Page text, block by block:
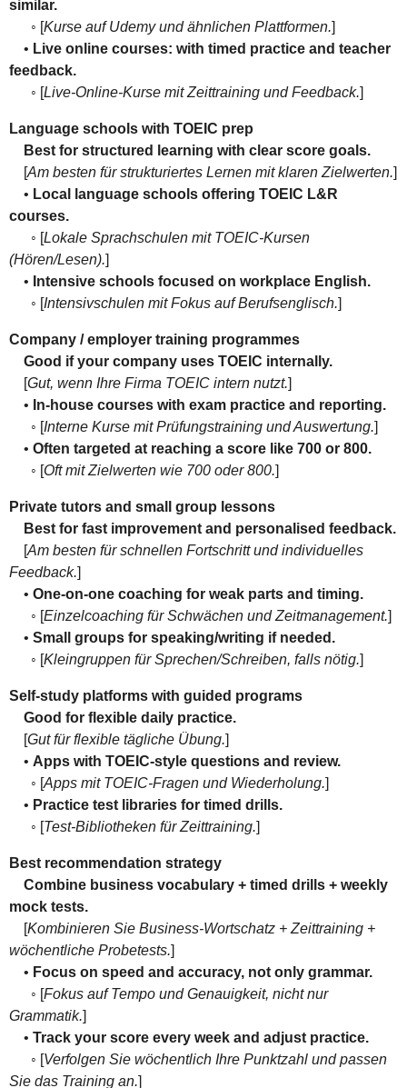
similar.
◦ [Kurse auf Udemy und ähnlichen Plattformen.]
• Live online courses: with timed practice and teacher
feedback.
◦ [Live-Online-Kurse mit Zeittraining und Feedback.]
Language schools with TOEIC prep
Best for structured learning with clear score goals.
[Am besten für strukturiertes Lernen mit klaren Zielwerten.]
• Local language schools offering TOEIC L&R
courses.
◦ [Lokale Sprachschulen mit TOEIC-Kursen
(Hören/Lesen).]
• Intensive schools focused on workplace English.
◦ [Intensivschulen mit Fokus auf Berufsenglisch.]
Company / employer training programmes
Good if your company uses TOEIC internally.
[Gut, wenn Ihre Firma TOEIC intern nutzt.]
• In-house courses with exam practice and reporting.
◦ [Interne Kurse mit Prüfungstraining und Auswertung.]
• Often targeted at reaching a score like 700 or 800.
◦ [Oft mit Zielwerten wie 700 oder 800.]
Private tutors and small group lessons
Best for fast improvement and personalised feedback.
[Am besten für schnellen Fortschritt und individuelles
Feedback.]
• One-on-one coaching for weak parts and timing.
◦ [Einzelcoaching für Schwächen und Zeitmanagement.]
• Small groups for speaking/writing if needed.
◦ [Kleingruppen für Sprechen/Schreiben, falls nötig.]
Self-study platforms with guided programs
Good for flexible daily practice.
[Gut für flexible tägliche Übung.]
• Apps with TOEIC-style questions and review.
◦ [Apps mit TOEIC-Fragen und Wiederholung.]
• Practice test libraries for timed drills.
◦ [Test-Bibliotheken für Zeittraining.]
Best recommendation strategy
Combine business vocabulary + timed drills + weekly
mock tests.
[Kombinieren Sie Business-Wortschatz + Zeittraining +
wöchentliche Probetests.]
• Focus on speed and accuracy, not only grammar.
◦ [Fokus auf Tempo und Genauigkeit, nicht nur
Grammatik.]
• Track your score every week and adjust practice.
◦ [Verfolgen Sie wöchentlich Ihre Punktzahl und passen
Sie das Training an.]